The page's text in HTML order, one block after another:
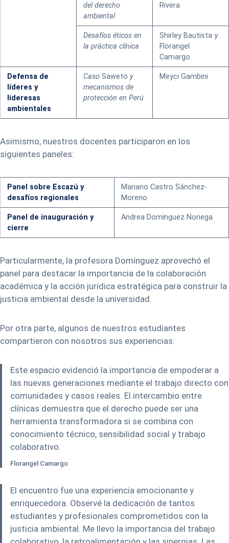
del derecho
ambiental
Rivera
Desafíos éticos en
la práctica clínica
Shirley Bautista y
Florangel
Camargo
Defensa de
líderes y
lideresas
ambientales
Caso Saweto y
mecanismos de
protección en Perú
Meyci Gambini
Asimismo, nuestros docentes participaron en los
siguientes paneles:
Panel sobre Escazú y
desafíos regionales
Mariano Castro Sánchez-
Moreno
Panel de inauguración y
cierre
Andrea Domínguez Noriega
Particularmente, la profesora Domínguez aprovechó el
panel para destacar la importancia de la colaboración
académica y la acción jurídica estratégica para construir la
justicia ambiental desde la universidad.
Por otra parte, algunos de nuestros estudiantes
compartieron con nosotros sus experiencias:
Este espacio evidenció la importancia de empoderar a
las nuevas generaciones mediante el trabajo directo con
comunidades y casos reales. El intercambio entre
clínicas demuestra que el derecho puede ser una
herramienta transformadora si se combina con
conocimiento técnico, sensibilidad social y trabajo
colaborativo.
Florangel Camargo
El encuentro fue una experiencia emocionante y
enriquecedora. Observé la dedicación de tantos
estudiantes y profesionales comprometidos con la
justicia ambiental. Me llevo la importancia del trabajo